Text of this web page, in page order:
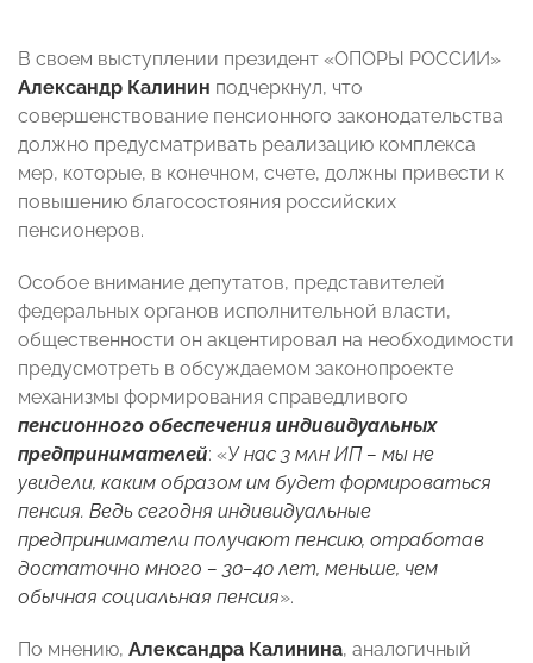
В своем выступлении президент «ОПОРЫ РОССИИ»
Александр Калинин подчеркнул, что
совершенствование пенсионного законодательства
должно предусматривать реализацию комплекса
мер, которые, в конечном, счете, должны привести к
повышению благосостояния российских
пенсионеров.
Особое внимание депутатов, представителей
федеральных органов исполнительной власти,
общественности он акцентировал на необходимости
предусмотреть в обсуждаемом законопроекте
механизмы формирования справедливого
пенсионного обеспечения индивидуальных
предпринимателей: «У нас 3 млн ИП – мы не
увидели, каким образом им будет формироваться
пенсия. Ведь сегодня индивидуальные
предприниматели получают пенсию, отработав
достаточно много – 30–40 лет, меньше, чем
обычная социальная пенсия».
По мнению, Александра Калинина, аналогичный